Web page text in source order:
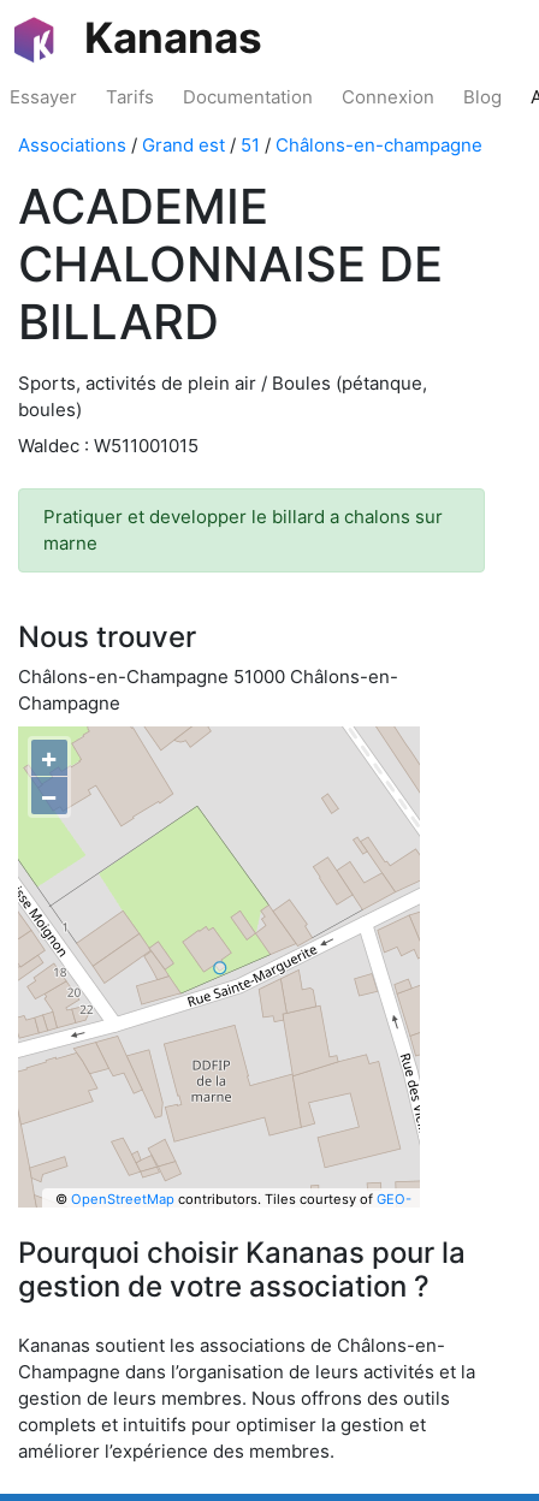
Kananas
Essayer Tarifs Documentation Connexion Blog
Associations / Grand est / 51 / Châlons-en-champagne
ACADEMIE
CHALONNAISE DE
BILLARD
Sports, activités de plein air / Boules (pétanque,
boules)
Waldec : W511001015
Pratiquer et developper le billard a chalons sur
marne
Nous trouver
Châlons-en-Champagne 51000 Châlons-en-
Champagne
+
−
© OpenStreetMapcontributors. Tiles courtesy of GEO-
Pourquoi choisir Kananas pour la
gestion de votre association ?
Kananas soutient les associations de Châlons-en-
Champagne dans l’organisation de leurs activités et la
gestion de leurs membres. Nous offrons des outils
complets et intuitifs pour optimiser la gestion et
améliorer l’expérience des membres.